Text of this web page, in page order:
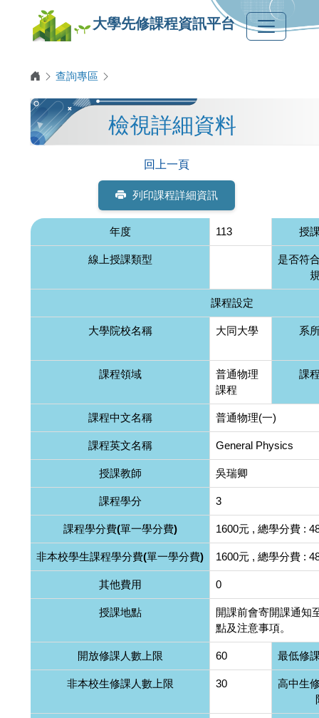
大學先修課程資訊平台
查詢專區
檢視詳細資料
回上一頁
列印課程詳細資訊
年度 113 授
線上授課類型
是否符
課程設定
大學院校名稱 大同大學 系
課程領域
普通物理
課程
課
課程中文名稱 普通物理(一)
課程英文名稱 General Physics
授課教師 吳瑞卿
課程學分 3
課程學分費(單一學分費) 1600元 , 總學分費 :
非本校學生課程學分費(單一學分費) 1600元 , 總學分費 :
其他費用 0
授課地點
開課前會寄開課通知
點及注意事項。
開放修課人數上限 60 最低修
非本校生修課人數上限 30
高中生